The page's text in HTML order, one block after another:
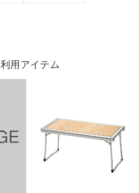
利用アイテム